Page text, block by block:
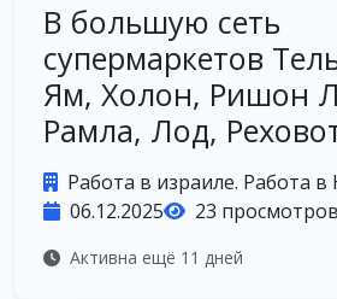
В большую сеть
супермаркетов
Ям, Холон, Ришон
Рамла, Лод,
Работа в израиле. Работа в
06.12.2025
23 просмотров
Активна ещё 11 дней